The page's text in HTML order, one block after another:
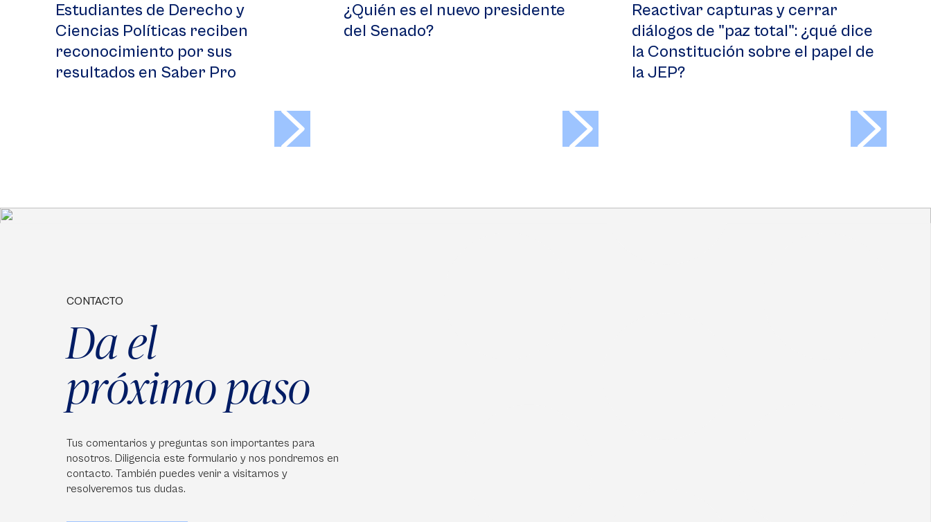
Estudiantes de Derecho y
Ciencias Políticas reciben
reconocimiento por sus
resultados en Saber Pro
¿Quién es el nuevo presidente
del Senado?
Reactivar capturas y cerrar
diálogos de "paz total": ¿qué dice
la Constitución sobre el papel de
la JEP?
CONTACTO
Da el
próximo paso
Tus comentarios y preguntas son importantes para
nosotros. Diligencia este formulario y nos pondremos en
contacto. También puedes venir a visitarnos y
resolveremos tus dudas.